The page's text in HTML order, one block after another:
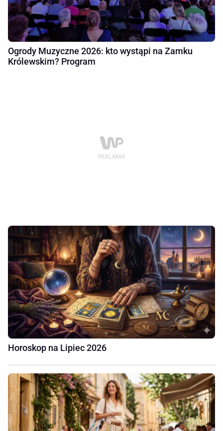
Ogrody Muzyczne 2026: kto wystąpi na Zamku
Królewskim? Program
Horoskop na Lipiec 2026